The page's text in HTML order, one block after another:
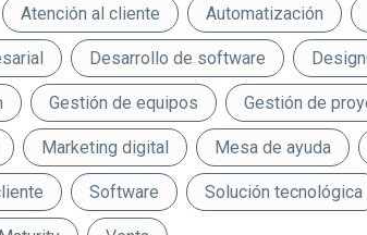
Atención al cliente Automatización
Desarrollo de software
Gestión de equipos Gestión de
Marketing digital Mesa de ayuda
Software Solución tecnológica